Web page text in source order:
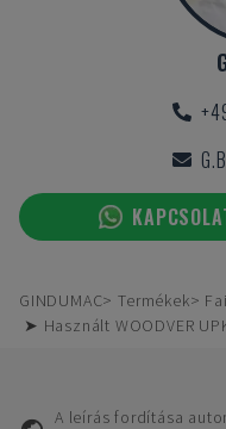
GINDUMAC Termékek
➤ Használt WOODVER
A leírás fordítása